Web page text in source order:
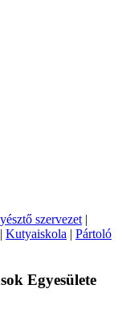
szervezet |
| Kutyaiskola | Pártoló
Egyesülete